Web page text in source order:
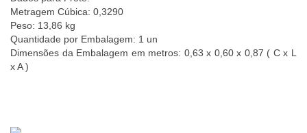
Metragem Cúbica: 0,3290
Peso: 13,86 kg
Quantidade por Embalagem: 1 un
Dimensões da Embalagem em metros: 0,63 x 0,60 x 0,87 ( C x L
x A )